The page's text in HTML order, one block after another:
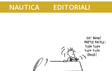
NAUTICA EDITORIALI